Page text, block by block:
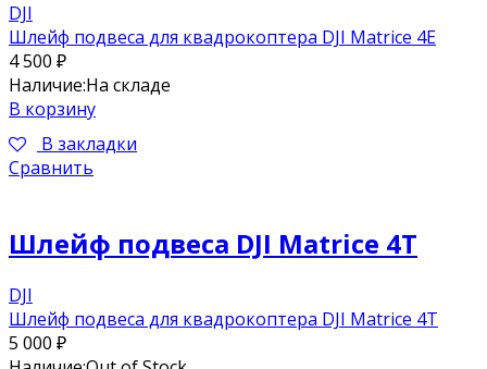
DJI
Шлейф подвеса для квадрокоптера DJI Matrice 4E
4 500 ₽
Наличие:На складе
В корзину
В закладки
Сравнить
Шлейф подвеса DJI Matrice 4T
DJI
Шлейф подвеса для квадрокоптера DJI Matrice 4T
5 000 ₽